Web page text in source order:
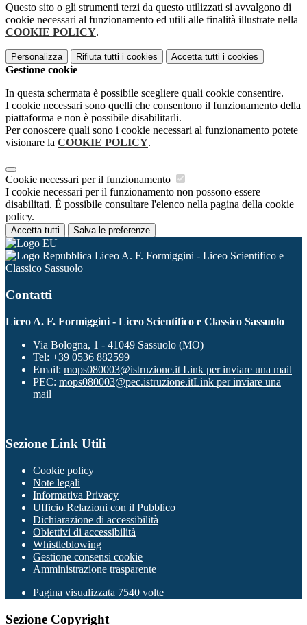
Questo sito o gli strumenti terzi da questo utilizzati si avvalgono di
cookie necessari al funzionamento ed utili alle finalità illustrate nella
COOKIE POLICY.
Personalizza Rifiuta tutti i cookies Accetta tutti i cookies
Gestione cookie
In questa schermata è possibile scegliere quali cookie consentire.
I cookie necessari sono quelli che consentono il funzionamento della
piattaforma e non è possibile disabilitarli.
Per conoscere quali sono i cookie necessari al funzionamento potete
visionare la COOKIE POLICY.
Cookie necessari per il funzionamento
I cookie necessari per il funzionamento non possono essere
disabilitati. È possibile consultare l'elenco nella pagina della cookie
policy.
Accetta tutti Salva le preferenze
Liceo A. F. Formiggini - Liceo Scientifico e
Classico Sassuolo
Contatti
Liceo A. F. Formiggini - Liceo Scientifico e Classico Sassuolo
Via Bologna, 1 - 41049 Sassuolo (MO)
Tel: +39 0536 882599
Email: mops080003@istruzione.it Link per inviare una mail
PEC: mops080003@pec.istruzione.itLink per inviare una
mail
Sezione Link Utili
Cookie policy
Note legali
Informativa Privacy
Ufficio Relazioni con il Pubblico
Dichiarazione di accessibilità
Obiettivi di accessibilità
Whistleblowing
Gestione consensi cookie
Amministrazione trasparente
Pagina visualizzata 7540 volte
Sezione Copyright